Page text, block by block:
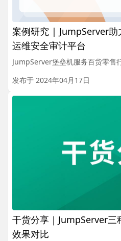
案例研究 | JumpServer助
运维安全审计平台
JumpServer堡垒机服务百货零售
发布于 2024年04月17日
干货分享｜JumpServer
效果对比